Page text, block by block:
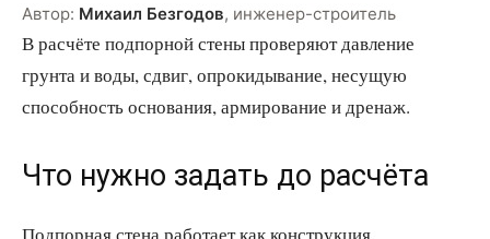
Автор: Михаил Безгодов, инженер-строитель
В расчёте подпорной стены проверяют давление
грунта и воды, сдвиг, опрокидывание, несущую
способность основания, армирование и дренаж.
Что нужно задать до расчёта